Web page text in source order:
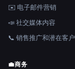
✉️ 电子邮件营销
📣 社交媒体内容
📞 销售推广和潜在客户
💼商务